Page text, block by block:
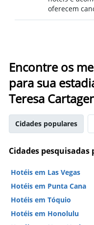
oferecem
Encontre os
para sua
Teresa
Cidades populares
Cidades
Hotéis em Las Vegas
Hotéis em Punta Cana
Hotéis em Tóquio
Hotéis em Honolulu